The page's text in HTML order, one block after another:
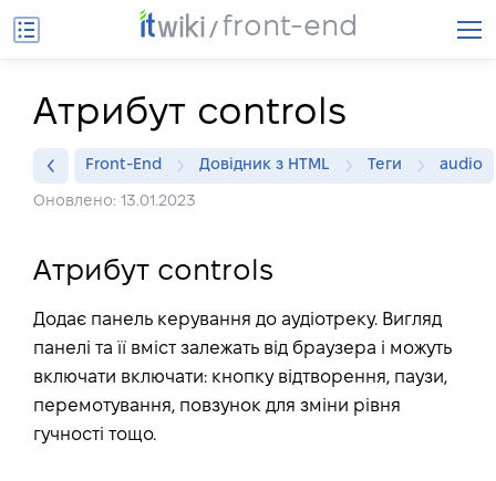
front-end
Атрибут controls
Front-End Довідник з HTML Теги audio
Оновлено: 13.01.2023
Атрибут controls
Додає панель керування до аудіотреку. Вигляд
панелі та її вміст залежать від браузера і можуть
включати включати: кнопку відтворення, паузи,
перемотування, повзунок для зміни рівня
гучності тощо.